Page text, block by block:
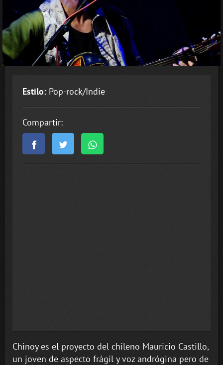
Estilo: Pop-rock/Indie
Compartir:
Chinoy es el proyecto del chileno Mauricio Castillo,
un joven de aspecto frágil y voz andrógina pero de